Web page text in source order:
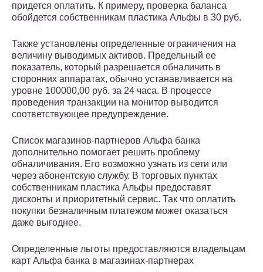
придется оплатить. К примеру, проверка баланса
обойдется собственникам пластика Альфы в 30 руб.
Также установлены определенные ограничения на
величину выводимых активов. Предельный ее
показатель, который разрешается обналичить в
сторонних аппаратах, обычно устанавливается на
уровне 100000,00 руб. за 24 часа. В процессе
проведения транзакции на монитор выводится
соответствующее предупреждение.
Список магазинов-партнеров Альфа банка
дополнительно помогает решить проблему
обналичивания. Его возможно узнать из сети или
через абонентскую службу. В торговых пунктах
собственникам пластика Альфы предоставят
дисконты и приоритетный сервис. Так что оплатить
покупки безналичным платежом может оказаться
даже выгоднее.
Определенные льготы предоставляются владельцам
карт Альфа банка в магазинах-партнерах